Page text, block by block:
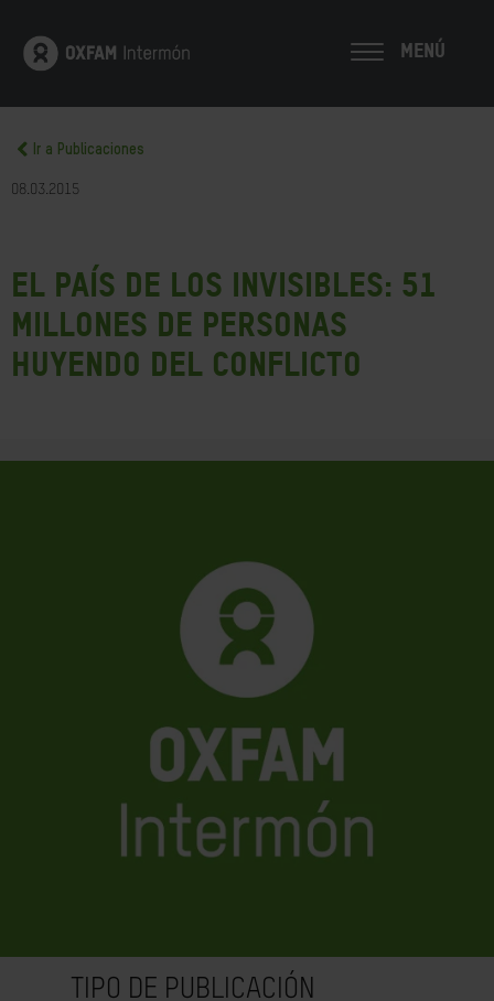
MENÚ
Ir a Publicaciones
08.03.2015
El país de los invisibles: 51
millones de personas
huyendo del conflicto
TIPO DE PUBLICACIÓN